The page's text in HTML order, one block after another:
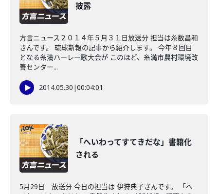
披露
方言ニュース２０１４年５月３１日放送分 担当は糸数昌和
さんです。 琉球新報の記事から紹介します。 今年８回目
となる糸満ハーレー歌大会が このほど、糸満市農村環境改
善センター...
2014.05.30 |00:04:01
「へいわってすてきだな」書籍化
される
5月29日 放送分 今日の担当は 伊狩典子さんです。 「へ